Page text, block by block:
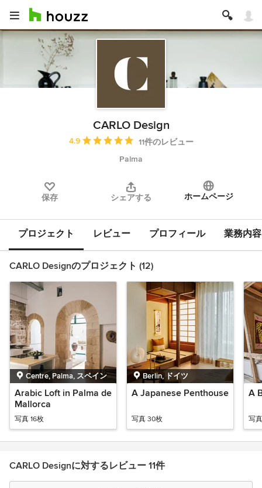
CARLO Design
平均評価：5つ星中 星4.9
4.9
11件のレビュー
Palma
保存 シェアする ホームページ
プロジェクト レビュー プロフィール 業務内容
CARLO Designのプロジェクト (12)
Centre, Palma, スペイン
Arabic Loft in Palma de
Mallorca
写真 16枚
Berlin, ドイツ
A Japanese Penthouse
写真 30枚
A
写
CARLO Designに対するレビュー 11件